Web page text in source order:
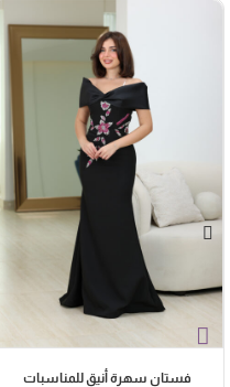
فستان سهرة أنيق للمناسبات